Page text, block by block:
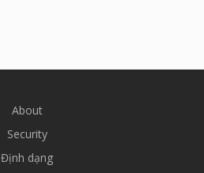
About
Security
Định dạng